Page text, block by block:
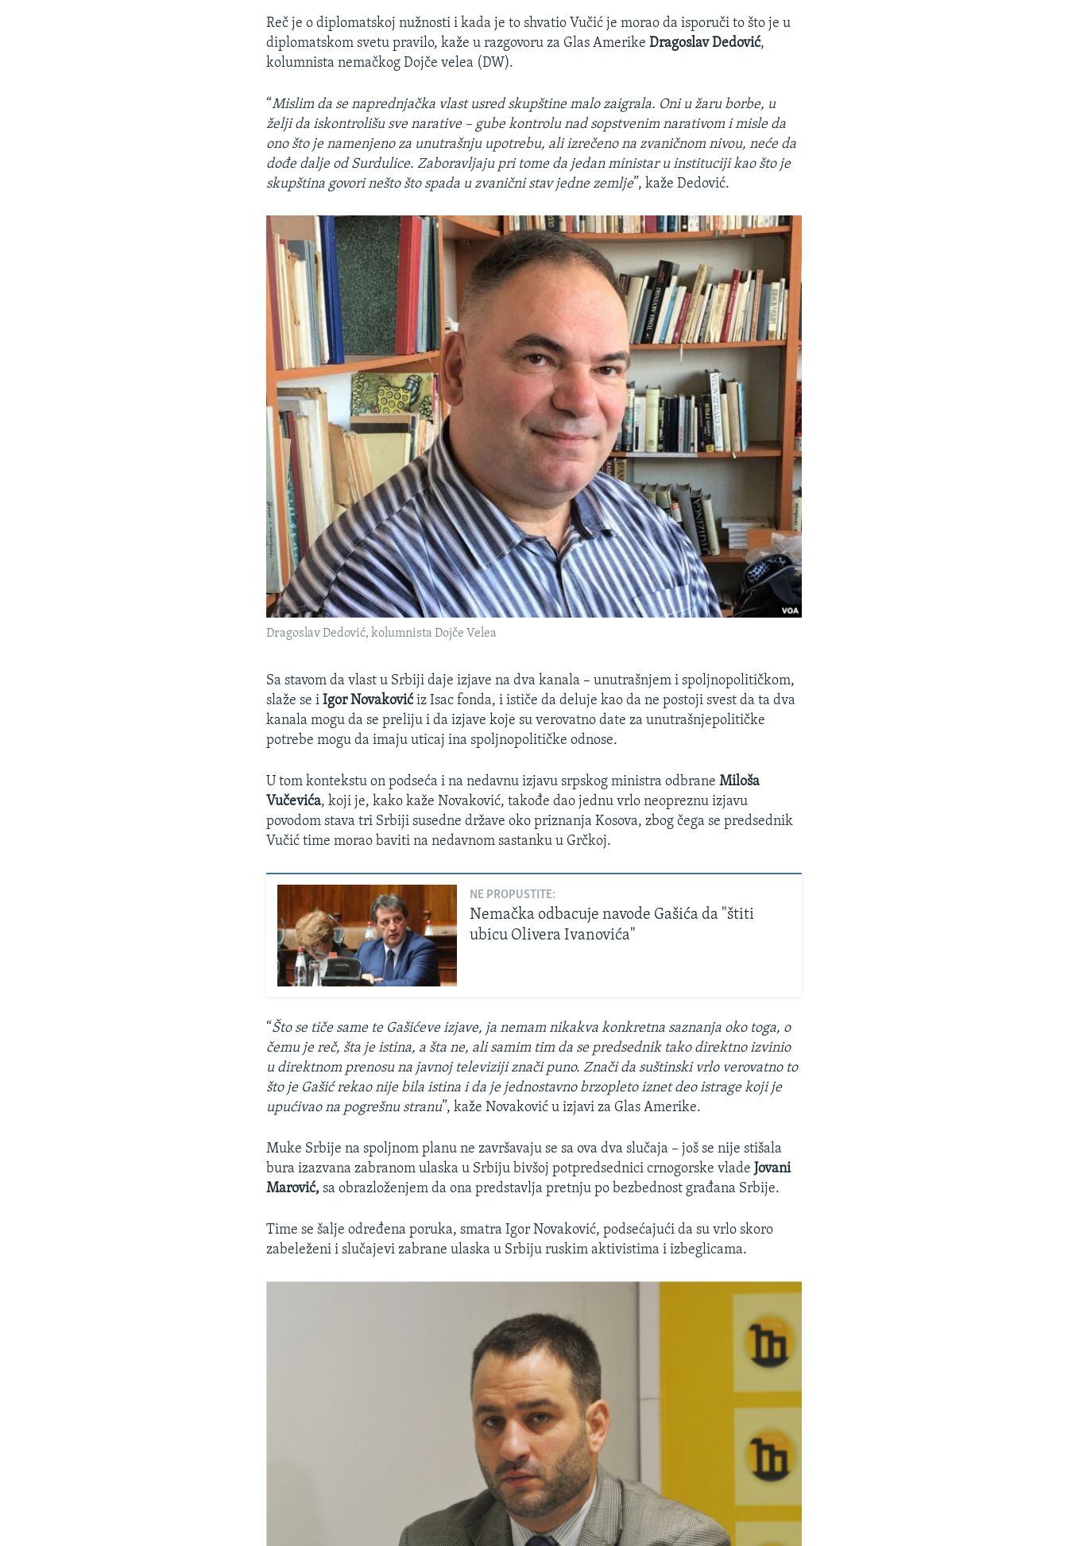
Reč je o diplomatskoj nužnosti i kada je to shvatio Vučić je morao da isporuči to što je u
diplomatskom svetu pravilo, kaže u razgovoru za Glas AmerikeDragoslav Dedović,
kolumnista nemačkog Dojče velea (DW).
“Mislim da se naprednjačka vlast usred skupštine malo zaigrala. Oni u žaru borbe, u
želji da iskontrolišu sve narative – gube kontrolu nad sopstvenim narativom i misle da
ono što je namenjeno za unutrašnju upotrebu, ali izrečeno na zvaničnom nivou, neće da
dođe dalje od Surdulice. Zaboravljaju pri tome da jedan ministar u instituciji kao što je
skupština govori nešto što spada u zvanični stav jedne zemlje”, kaže Dedović.
Dragoslav Dedović, kolumnista Dojče Velea
Sa stavom da vlast u Srbiji daje izjave na dva kanala – unutrašnjem i spoljnopolitičkom,
slaže se iIgor Novakovićiz Isac fonda, i ističe da deluje kao da ne postoji svest da ta dva
kanala mogu da se preliju i da izjave koje su verovatno date za unutrašnjepolitičke
potrebe mogu da imaju uticaj ina spoljnopolitičke odnose.
U tom kontekstu on podseća i na nedavnu izjavu srpskog ministra odbraneMiloša
Vučevića, koji je, kako kaže Novaković, takođe dao jednu vrlo neopreznu izjavu
povodom stava tri Srbiji susedne države oko priznanja Kosova, zbog čega se predsednik
Vučić time morao baviti na nedavnom sastanku u Grčkoj.
NE PROPUSTITE:
Nemačka odbacuje navode Gašića da "štiti
ubicu Olivera Ivanovića"
“Što se tiče same te Gašićeve izjave, ja nemam nikakva konkretna saznanja oko toga, o
čemu je reč, šta je istina, a šta ne, ali samim tim da se predsednik tako direktno izvinio
u direktnom prenosu na javnoj televiziji znači puno. Znači da suštinski vrlo verovatno to
što je Gašić rekao nije bila istina i da je jednostavno brzopleto iznet deo istrage koji je
upućivao na pogrešnu stranu”, kaže Novaković u izjavi za Glas Amerike.
Muke Srbije na spoljnom planu ne završavaju se sa ova dva slučaja – još se nije stišala
bura izazvana zabranom ulaska u Srbiju bivšoj potpredsednici crnogorske vlade Jovani
Marović, sa obrazloženjem da ona predstavlja pretnju po bezbednost građana Srbije.
Time se šalje određena poruka, smatra Igor Novaković, podsećajući da su vrlo skoro
zabeleženi i slučajevi zabrane ulaska u Srbiju ruskim aktivistima i izbeglicama.